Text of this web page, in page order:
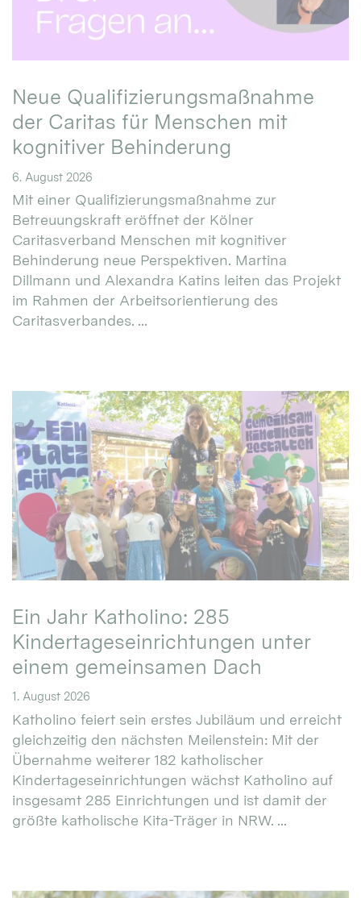
Neue Qualifizierungsmaßnahme
der Caritas für Menschen mit
kognitiver Behinderung
6. August 2026
Mit einer Qualifizierungsmaßnahme zur
Betreuungskraft eröffnet der Kölner
Caritasverband Menschen mit kognitiver
Behinderung neue Perspektiven. Martina
Dillmann und Alexandra Katins leiten das Projekt
im Rahmen der Arbeitsorientierung des
Caritasverbandes. ...
Ein Jahr Katholino: 285
Kindertageseinrichtungen unter
einem gemeinsamen Dach
1. August 2026
Katholino feiert sein erstes Jubiläum und erreicht
gleichzeitig den nächsten Meilenstein: Mit der
Übernahme weiterer 182 katholischer
Kindertageseinrichtungen wächst Katholino auf
insgesamt 285 Einrichtungen und ist damit der
größte katholische Kita-Träger in NRW. ...